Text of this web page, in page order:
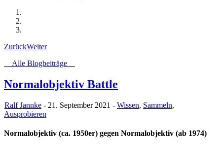
ZurückWeiter
Alle Blogbeiträge
Normalobjektiv Battle
Ralf Jannke - 21. September 2021 - Wissen, Sammeln,
Ausprobieren
Normalobjektiv (ca. 1950er) gegen Normalobjektiv (ab 1974)